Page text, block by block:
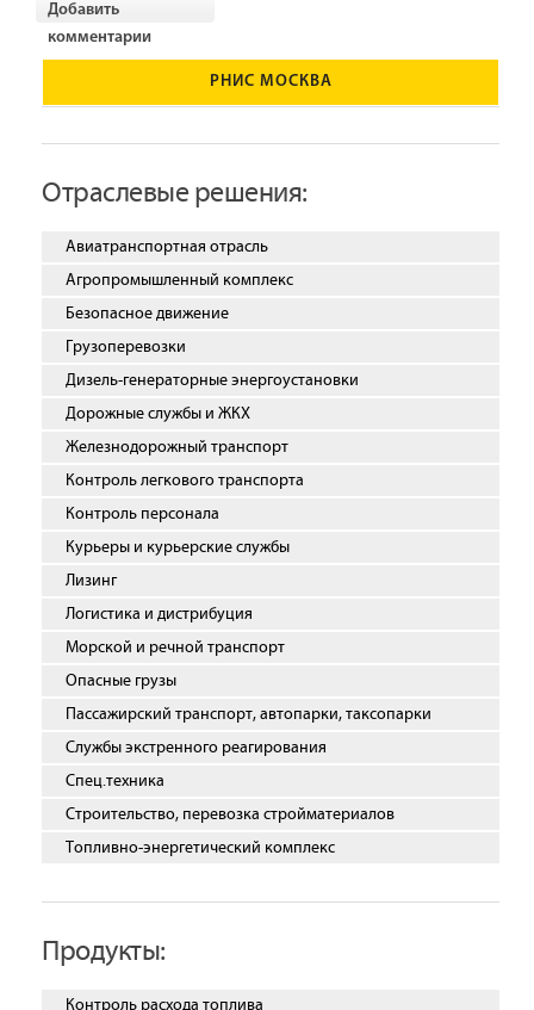
Добавить
комментарии
РНИС МОСКВА
Отраслевые решения:
Авиатранспортная отрасль
Агропромышленный комплекс
Безопасное движение
Грузоперевозки
Дизель-генераторные энергоустановки
Дорожные службы и ЖКХ
Железнодорожный транспорт
Контроль легкового транспорта
Контроль персонала
Курьеры и курьерские службы
Лизинг
Логистика и дистрибуция
Морской и речной транспорт
Опасные грузы
Пассажирский транспорт, автопарки, таксопарки
Службы экстренного реагирования
Спец.техника
Строительство, перевозка стройматериалов
Топливно-энергетический комплекс
Продукты:
Контроль расхода топлива